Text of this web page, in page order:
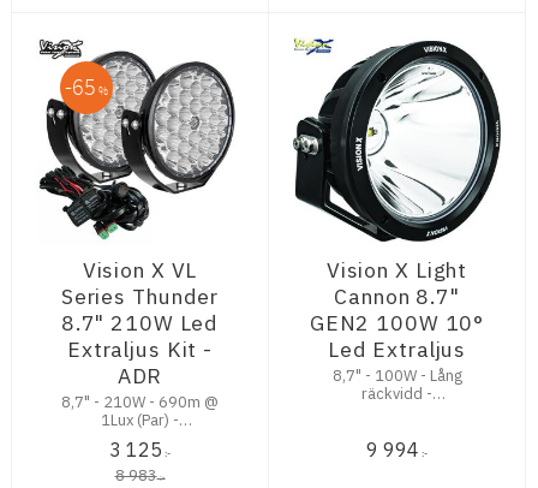
Vision X VL
Series Thunder
8.7" 210W Led
Extraljus Kit -
ADR
8,7" - 210W - 690m @
1Lux (Par) -
Stenskottsäker - ADR -
Komplett Kit
3 125 :-
8 983:-
65 %
Vision X Light
Cannon 8.7"
GEN2 100W 10°
Led Extraljus
8,7" - 100W - Lång
räckvidd -
9 994 :-